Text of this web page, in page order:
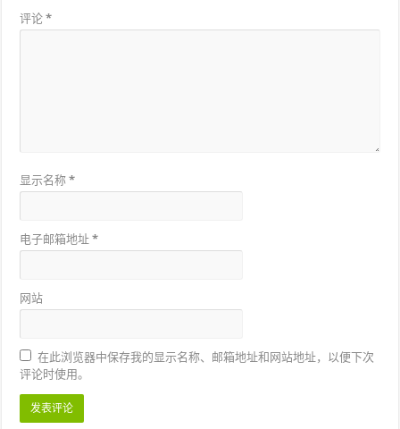
评论*
显示名称*
电子邮箱地址*
网站
在此浏览器中保存我的显示名称、邮箱地址和网站地址，以便下次
评论时使用。